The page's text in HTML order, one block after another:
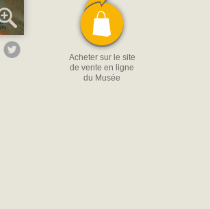
Acheter sur le site
de vente en ligne
du Musée